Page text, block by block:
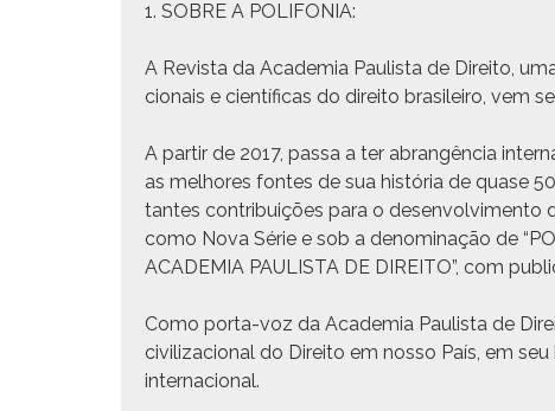
1. SOBRE A POLIFONIA:
A Revista da Acad­e­mia Paulista de Dire­ito,
cionais e cien­tí­fi­cas do dire­ito brasileiro, vem
A par­tir de 2017, pas­sa a ter abrangên­cia
as mel­hores fontes de sua história de quase
tantes con­tribuições para o desen­volvi­men­to
como Nova Série e sob a denom­i­nação de
ACADEMIA PAULISTA DE DIREITO”, com
Como por­ta-voz da Acad­e­mia Paulista de
civ­i­liza­cional do Dire­ito em nos­so País, em
internacional.